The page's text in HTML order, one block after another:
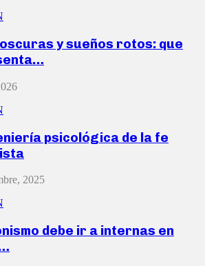
y sueños rotos: que
psicológica de la fe
2025
debe ir a internas en